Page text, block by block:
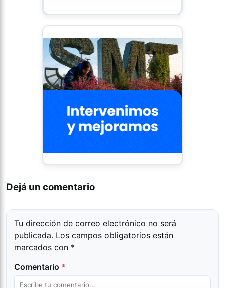
Dejá un comentario
Tu dirección de correo electrónico no será
publicada. Los campos obligatorios están
marcados con *
Comentario *